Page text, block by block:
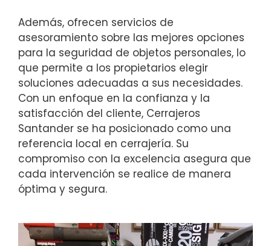
Además, ofrecen servicios de
asesoramiento sobre las mejores opciones
para la seguridad de objetos personales, lo
que permite a los propietarios elegir
soluciones adecuadas a sus necesidades.
Con un enfoque en la confianza y la
satisfacción del cliente, Cerrajeros
Santander se ha posicionado como una
referencia local en cerrajería. Su
compromiso con la excelencia asegura que
cada intervención se realice de manera
óptima y segura.